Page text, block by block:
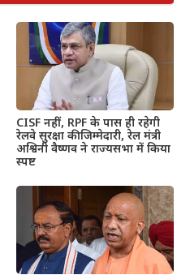
CISF नहीं, RPF के पास ही रहेगी
रेलवे सुरक्षा की जिम्मेदारी, रेल मंत्री
अश्विनी वैष्णव ने राज्यसभा में किया
स्पष्ट